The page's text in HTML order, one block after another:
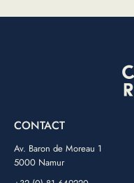
CONTACT
Av. Baron de Moreau 1
5000 Namur